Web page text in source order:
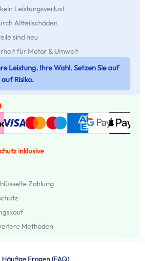
Leistungsverlust
Altteilschäden
sind neu
für Motor & Umwelt
Leistung. Ihre Wahl. Setzen Sie auf
Risiko.
inklusive
Zahlung
Methoden
Häufige Fragen (FAQ)